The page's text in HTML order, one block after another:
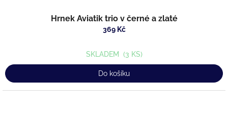
Hrnek Aviatik trio v černé a zlaté
369 Kč
SKLADEM (3 KS)
Do košíku